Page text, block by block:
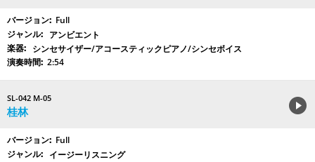
Full
アンビエント
シンセサイザー/アコースティックピアノ/シンセボイス
2:54
SL-042 M-05
桂林
Full
イージーリスニング